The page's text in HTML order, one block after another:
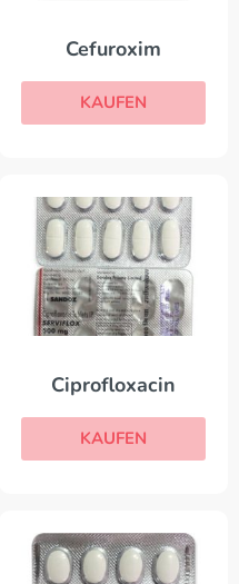
Cefuroxim
KAUFEN
Ciprofloxacin
KAUFEN